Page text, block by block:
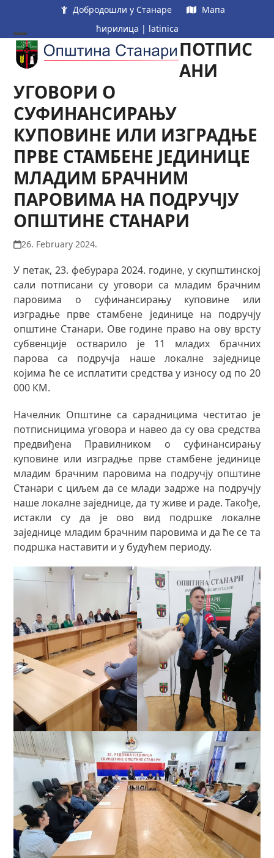
content
Добродошли у Станаре
Мапа
ћирилица | latinica
Open
mobile
menu
Close
mobile
menu
ПОТПИС
АНИ
УГОВОРИ О
СУФИНАНСИРАЊУ
КУПОВИНЕ ИЛИ ИЗГРАДЊЕ
ПРВЕ СТАМБЕНЕ ЈЕДИНИЦЕ
МЛАДИМ БРАЧНИМ
ПАРОВИМА НА ПОДРУЧЈУ
ОПШТИНЕ СТАНАРИ
26. February 2024.
У петак, 23. фебурара 2024. године, у скупштинској
сали потписани су уговори са младим брачним
паровима о суфинансирању куповине или
изградње прве стамбене јединице на подручју
општине Станари. Oве године право на ову врсту
субвенције остварило је 11 младих брачних
парова са подручја наше локалне заједнице
којима ће се исплатити средства у износу од по 20
000 КМ.
Начелник Општине са сарадницима честитао је
потписницима уговора и навео да су ова средства
предвиђена Правилником о суфинансирању
куповине или изградње прве стамбене јединице
младим брачним паровима на подручју општине
Станари с циљем да се млади задрже на подручју
наше локалне заједнице, да ту живе и раде. Такође,
истакли су да је ово вид подршке локалне
заједнице младим брачним паровима и да ће се та
подршка наставити и у будућем периоду.